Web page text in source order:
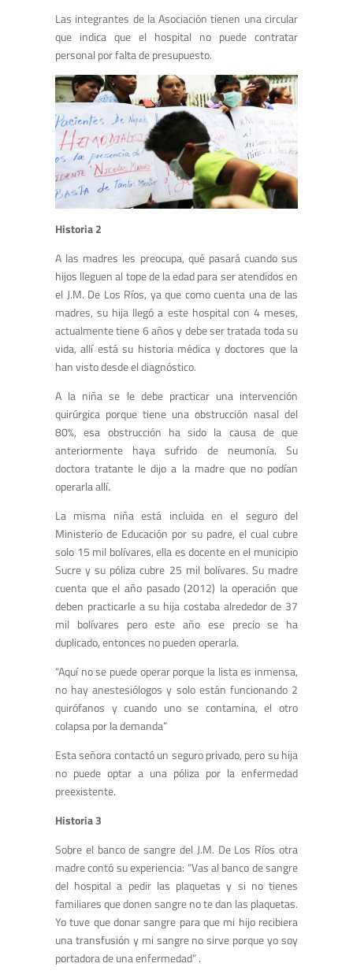
Las integrantes de la Asociación tienen una circular
que indica que el hospital no puede contratar
personal por falta de presupuesto.
Historia 2
A las madres les preocupa, qué pasará cuando sus
hijos lleguen al tope de la edad para ser atendidos en
el J.M. De Los Ríos, ya que como cuenta una de las
madres, su hija llegó a este hospital con 4 meses,
actualmente tiene 6 años y debe ser tratada toda su
vida, allí está su historia médica y doctores que la
han visto desde el diagnóstico.
A la niña se le debe practicar una intervención
quirúrgica porque tiene una obstrucción nasal del
80%, esa obstrucción ha sido la causa de que
anteriormente haya sufrido de neumonía. Su
doctora tratante le dijo a la madre que no podían
operarla allí.
La misma niña está incluida en el seguro del
Ministerio de Educación por su padre, el cual cubre
solo 15 mil bolívares, ella es docente en el municipio
Sucre y su póliza cubre 25 mil bolívares. Su madre
cuenta que el año pasado (2012) la operación que
deben practicarle a su hija costaba alrededor de 37
mil bolívares pero este año ese precio se ha
duplicado, entonces no pueden operarla.
“Aquí no se puede operar porque la lista es inmensa,
no hay anestesiólogos y solo están funcionando 2
quirófanos y cuando uno se contamina, el otro
colapsa por la demanda”
Esta señora contactó un seguro privado, pero su hija
no puede optar a una póliza por la enfermedad
preexistente.
Historia 3
Sobre el banco de sangre del J.M. De Los Ríos otra
madre contó su experiencia: “Vas al banco de sangre
del hospital a pedir las plaquetas y si no tienes
familiares que donen sangre no te dan las plaquetas.
Yo tuve que donar sangre para que mi hijo recibiera
una transfusión y mi sangre no sirve porque yo soy
portadora de una enfermedad” .